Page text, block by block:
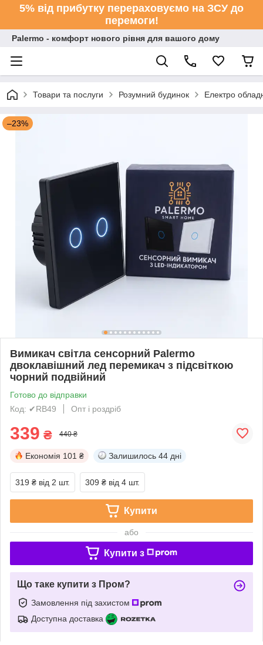
5% від прибутку перераховуємо на ЗСУ до
перемоги!
Palermo - комфорт нового рівня для вашого дому
Товари та послуги Розумний будинок Електро
–23%
Вимикач світла сенсорний Palermo
двоклавішний лед перемикач з підсвіткою
чорний подвійний
Готово до відправки
Код: ✔RB49
Опт і роздріб
339 ₴ 440 ₴
Економія 101 ₴ Залишилось 44 дні
319 ₴ від 2 шт. 309 ₴ від 4 шт.
Купити
або
Купити з
Що таке купити з Пром?
Замовлення під захистом
Доступна доставка